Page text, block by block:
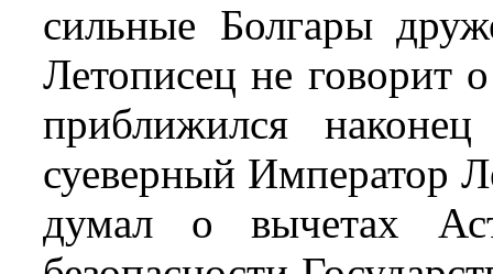
сильные Болгары
Летописец не говорит
приближился
суеверный Император
думал о вычетах